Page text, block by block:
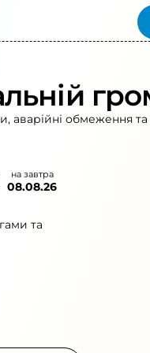
аварійні обмеження
на завтра
08.08.26
та